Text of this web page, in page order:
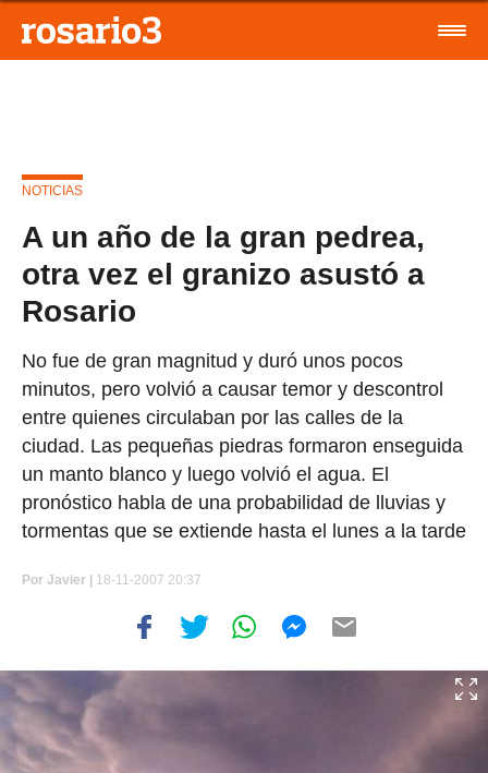
NOTICIAS
A un año de la gran pedrea,
otra vez el granizo asustó a
Rosario
No fue de gran magnitud y duró unos pocos
minutos, pero volvió a causar temor y descontrol
entre quienes circulaban por las calles de la
ciudad. Las pequeñas piedras formaron enseguida
un manto blanco y luego volvió el agua. El
pronóstico habla de una probabilidad de lluvias y
tormentas que se extiende hasta el lunes a la tarde
Por Javier | 18-11-2007 20:37